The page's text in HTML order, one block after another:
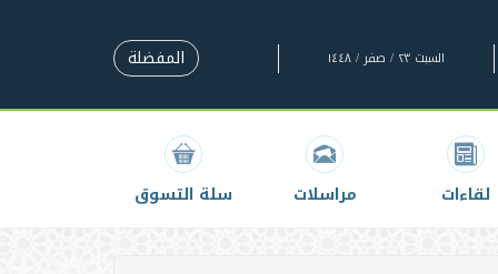
السبت ٢٣ / صفر / ١٤٤٨ المفضلة
لقاءات مراسلات سلة التسوق